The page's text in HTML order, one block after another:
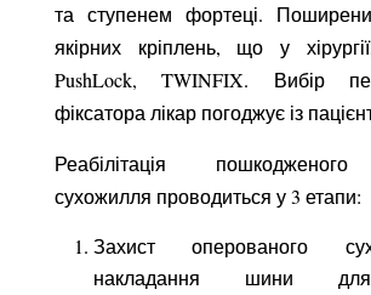
та ступенем фортеці.
якірних кріплень, що у
PushLock, TWINFIX. Вибір
фіксатора лікар погоджує із
Реабілітація
сухожилля проводиться у 3 етапи:
Захист оперованого
накладання шини